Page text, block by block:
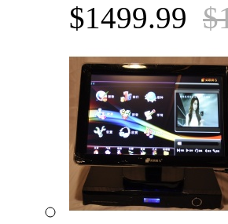
$1499.99